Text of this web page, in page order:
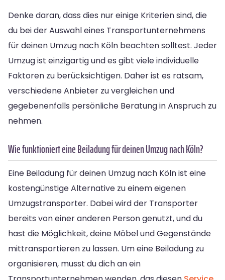
Denke daran, dass dies nur einige Kriterien sind, die
du bei der Auswahl eines Transportunternehmens
für deinen Umzug nach Köln beachten solltest. Jeder
Umzug ist einzigartig und es gibt viele individuelle
Faktoren zu berücksichtigen. Daher ist es ratsam,
verschiedene Anbieter zu vergleichen und
gegebenenfalls persönliche Beratung in Anspruch zu
nehmen.
Wie funktioniert eine Beiladung für deinen Umzug nach Köln?
Eine Beiladung für deinen Umzug nach Köln ist eine
kostengünstige Alternative zu einem eigenen
Umzugstransporter. Dabei wird der Transporter
bereits von einer anderen Person genutzt, und du
hast die Möglichkeit, deine Möbel und Gegenstände
mittransportieren zu lassen. Um eine Beiladung zu
organisieren, musst du dich an ein